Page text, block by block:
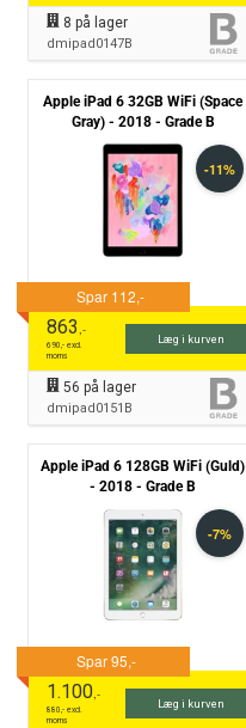
8 på lager
dmipad0147B
Apple iPad 6 32GB WiFi (Space
Gray) - 2018 - Grade B
863,-
690,- excl.
moms
Læg i kurven
56 på lager
dmipad0151B
Apple iPad 6 128GB WiFi (Guld)
- 2018 - Grade B
1.100,-
880,- excl.
moms
Læg i kurven